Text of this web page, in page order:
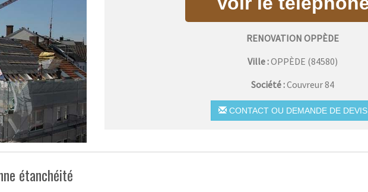
RENOVATION OPPÈDE
Ville :OPPÈDE (84580)
Société :Couvreur 84
CONTACT OU DEMANDE DE DEVIS
étanchéité